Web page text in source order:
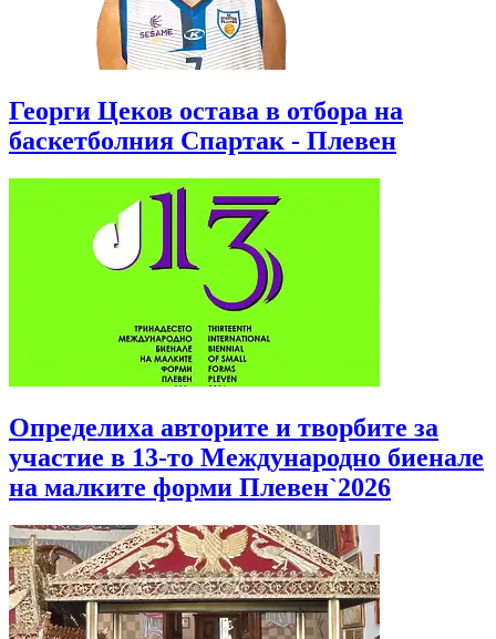
Георги Цеков остава в отбора на
баскетболния Спартак - Плевен
Определиха авторите и творбите за
участие в 13-то Международно биенале
на малките форми Плевен`2026